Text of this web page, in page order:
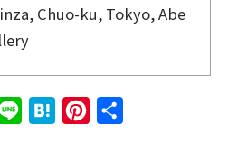
Chuo-ku, Tokyo, Abe
Line
Hate
Pinte